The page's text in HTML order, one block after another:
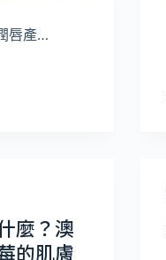
唇產…
麼？澳
的肌膚